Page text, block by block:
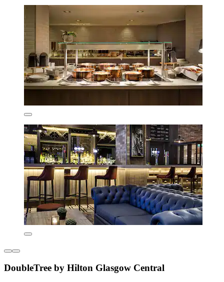
DoubleTree by Hilton Glasgow Central